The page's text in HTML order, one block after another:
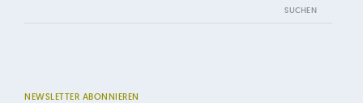
NEWSLETTER ABONNIEREN